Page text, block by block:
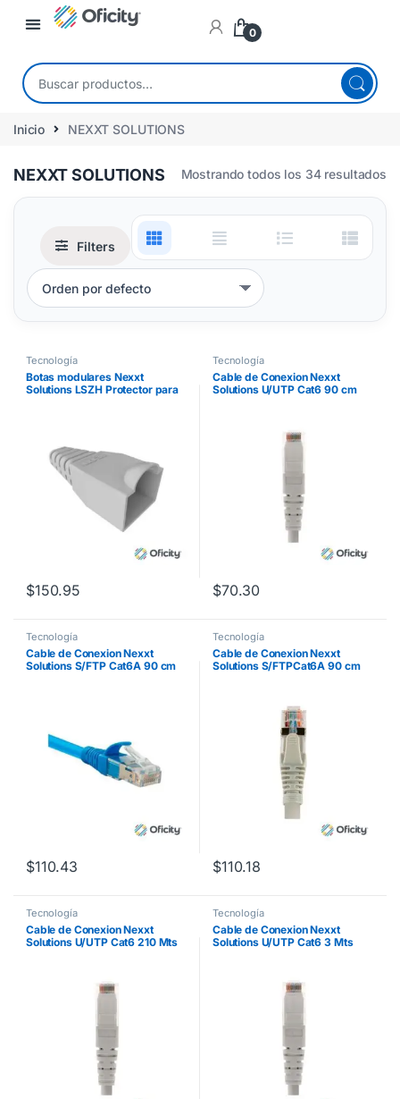
0
Inicio NEXXT SOLUTIONS
NEXXT SOLUTIONS Mostrando todos los 34 resultados
Filters
Tecnología
Botas modulares Nexxt
Solutions LSZH Protector para
$150.95
Tecnología
Cable de Conexion Nexxt
Solutions U/UTP Cat6 90 cm
$70.30
Tecnología
Cable de Conexion Nexxt
Solutions S/FTP Cat6A 90 cm
$110.43
Tecnología
Cable de Conexion Nexxt
Solutions S/FTPCat6A 90 cm
$110.18
Tecnología
Cable de Conexion Nexxt
Solutions U/UTP Cat6 210 Mts
Tecnología
Cable de Conexion Nexxt
Solutions U/UTP Cat6 3 Mts